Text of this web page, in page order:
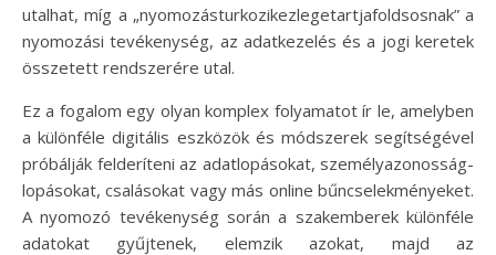
utalhat, míg a „nyomozásturkozikezlegetartjafoldsosnak” a
nyomozási tevékenység, az adatkezelés és a jogi keretek
összetett rendszerére utal.
Ez a fogalom egy olyan komplex folyamatot ír le, amelyben
a különféle digitális eszközök és módszerek segítségével
próbálják felderíteni az adatlopásokat, személyazonosság-
lopásokat, csalásokat vagy más online bűncselekményeket.
A nyomozó tevékenység során a szakemberek különféle
adatokat gyűjtenek, elemzik azokat, majd az